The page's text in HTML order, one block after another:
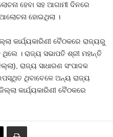
ହେବା ସହ ଆଗାମୀ ଦିନରେ
ହୋଇଥିଲା ।
କାର୍ଯ୍ୟକାରିଣୀ ବୈଠକରେ ରାଜ୍ୟରୁ
। ରାଜ୍ୟ ସଭାପତି ଶ୍ରୀ ମହାନ୍ତି
ରାଜ୍ୟ ସାଧାରଣ ସଂପାଦକ
ଥିବାବେଳେ ଅନ୍ୟ ରାଜ୍ୟ
କାର୍ଯ୍ୟକାରିଣୀ ବୈଠକରେ